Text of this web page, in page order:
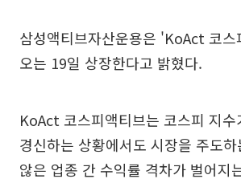
삼성액티브자산운용은 'KoAct 코
오는 19일 상장한다고 밝혔다.
KoAct 코스피액티브는 코스피 지수
경신하는 상황에서도 시장을 주도
않은 업종 간 수익률 격차가 벌어지